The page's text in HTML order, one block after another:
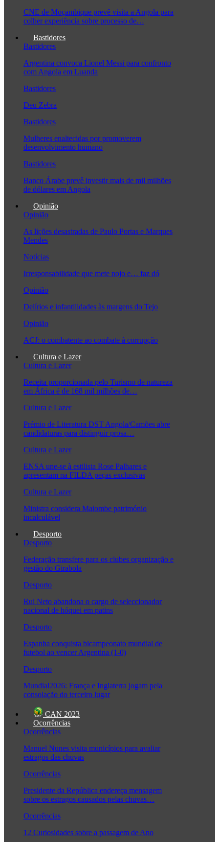
CNE de Moçambique prevê visita a Angola para
colher experiência sobre processo de…
Bastidores
Bastidores
Argentina convoca Lionel Messi para confronto
com Angola em Luanda
Bastidores
Deu Zebra
Bastidores
Mulheres enaltecidas por promoverem
desenvolvimento humano
Bastidores
Banco Árabe prevê investir mais de mil milhões
de dólares em Angola
Opinião
Opinião
As lições desastradas de Paulo Portas e Marques
Mendes
Notícias
Irresponsabilidade que mete nojo e… faz dó
Opinião
Delírios e infantilidades às margens do Tejo
Opinião
ACJ: o combatente ao combate à corrupção
Cultura e Lazer
Cultura e Lazer
Receita proporcionada pelo Turismo de natureza
em África é de 168 mil milhões de…
Cultura e Lazer
Prémio de Literatura DST Angola/Camões abre
candidaturas para distinguir prosa…
Cultura e Lazer
ENSA une-se à estilista Rose Palhares e
apresentam na FILDA peças exclusivas
Cultura e Lazer
Ministra considera Maiombe património
incalculável
Desporto
Desporto
Federação transfere para os clubes organização e
gestão do Girabola
Desporto
Rui Neto abandona o cargo de seleccionador
nacional de hóquei em patins
Desporto
Espanha conquista bicampeonato mundial de
futebol ao vencer Argentina (1-0)
Desporto
Mundial2026: França e Inglaterra jogam pela
consolação do terceiro lugar
CAN 2023
Ocorrências
Ocorrências
Manuel Nunes visita municípios para avaliar
estragos das chuvas
Ocorrências
Presidente da República endereça mensagem
sobre os estragos causados pelas chuvas…
Ocorrências
12 Curiosidades sobre a passagem de Ano